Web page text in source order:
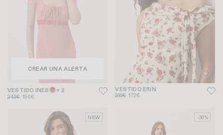
CREAR UNA ALERTA
VESTIDO INES + 2
245€ 196€
VESTIDO ERIN
215€ 172€
NEW -30%